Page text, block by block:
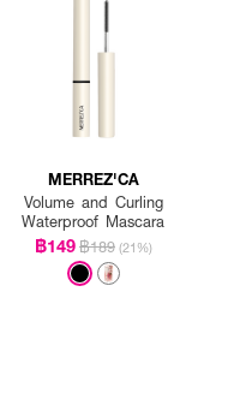
MERREZ'CA
Volume and Curling
Waterproof Mascara
฿149฿189 (21%)